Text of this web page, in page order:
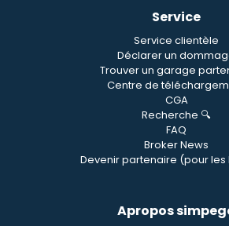
Service
Service clientèle
Déclarer un
Trouver un garage
Centre de
CGA
Recherche 🔍
FAQ
Broker News
Devenir partenaire (pour
Apropos